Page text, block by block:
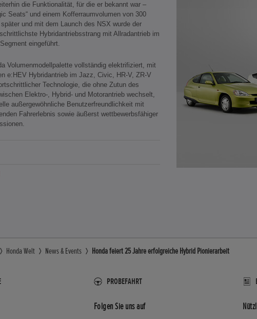
die Funktionalität, für die er bekannt war –
Seats“ und einem Kofferraumvolumen von 300
und mit dem Launch des NSX wurde der
Hybridantriebsstrang mit Allradantrieb im
eingeführt.
Volumenmodellpalette vollständig elektrifiziert, mit
e:HEV Hybridantrieb im Jazz, Civic, HR-V, ZR-V
Technologie, die ohne Zutun des
Elektro-, Hybrid- und Motorantrieb wechselt,
außergewöhnliche Benutzerfreundlichkeit mit
Fahrerlebnis sowie äußerst wettbewerbsfähiger
Honda Welt News & Events Honda feiert 25 Jahre erfolgreiche Hybrid Pionierarbeit
PROBEFAHRT
Folgen Sie uns auf